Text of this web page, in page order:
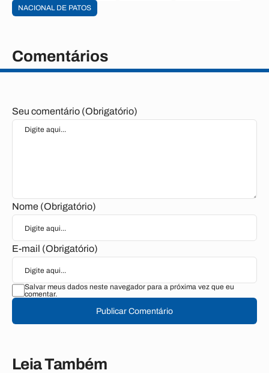
NACIONAL DE PATOS
Comentários
Seu comentário (Obrigatório)
Nome (Obrigatório)
E-mail (Obrigatório)
Salvar meus dados neste navegador para a próxima vez que eu
comentar.
Publicar Comentário
Leia Também